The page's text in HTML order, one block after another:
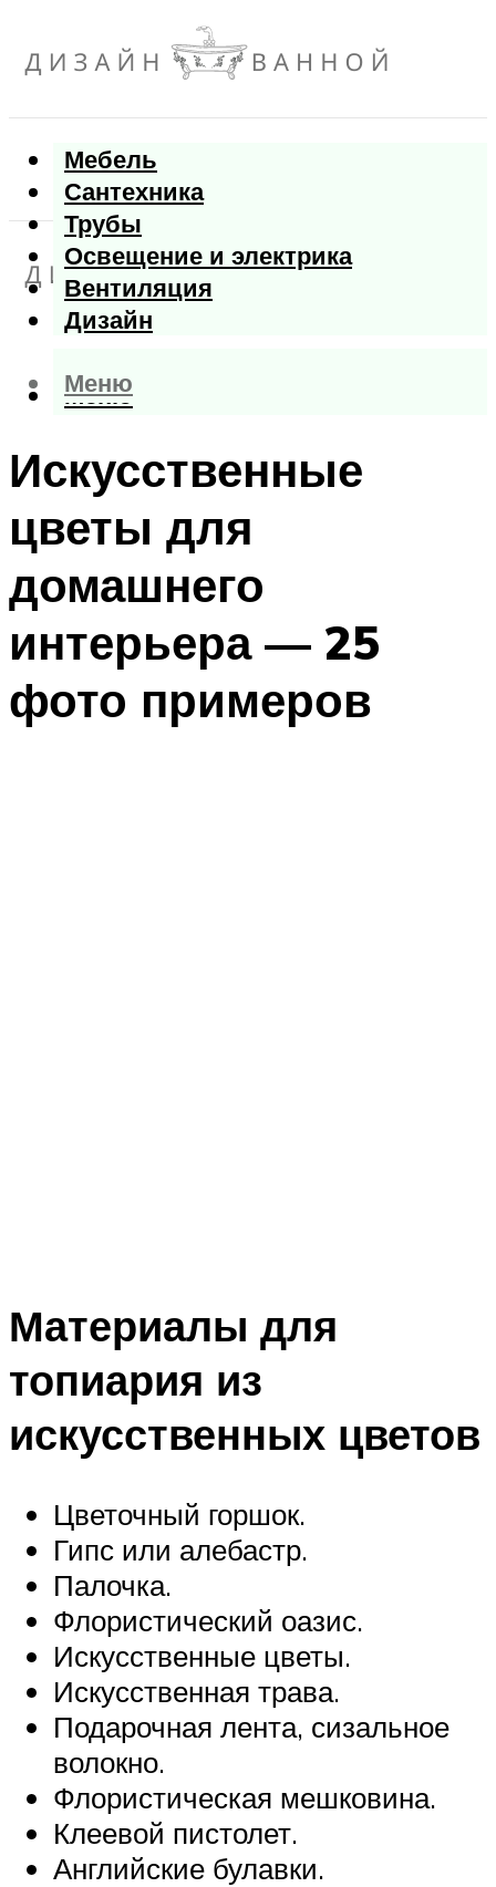
Мебель
Сантехника
Трубы
Освещение и электрика
Вентиляция
Дизайн
Меню
Меню
Искусственные
цветы для
домашнего
интерьера — 25
фото примеров
Материалы для
топиария из
искусственных цветов
Цветочный горшок.
Гипс или алебастр.
Палочка.
Флористический оазис.
Искусственные цветы.
Искусственная трава.
Подарочная лента, сизальное
волокно.
Флористическая мешковина.
Клеевой пистолет.
Английские булавки.